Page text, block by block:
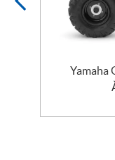
Yamaha